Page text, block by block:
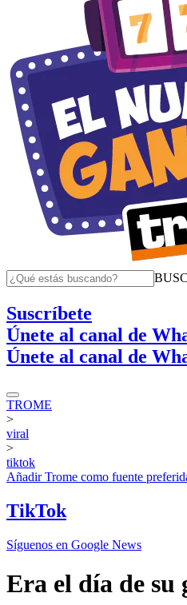
Suscríbete
Únete al canal de
Únete al canal de
TROME
>
viral
>
tiktok
AñadirTrome como fuente
TikTok
Síguenos en Google News
Era el día de su